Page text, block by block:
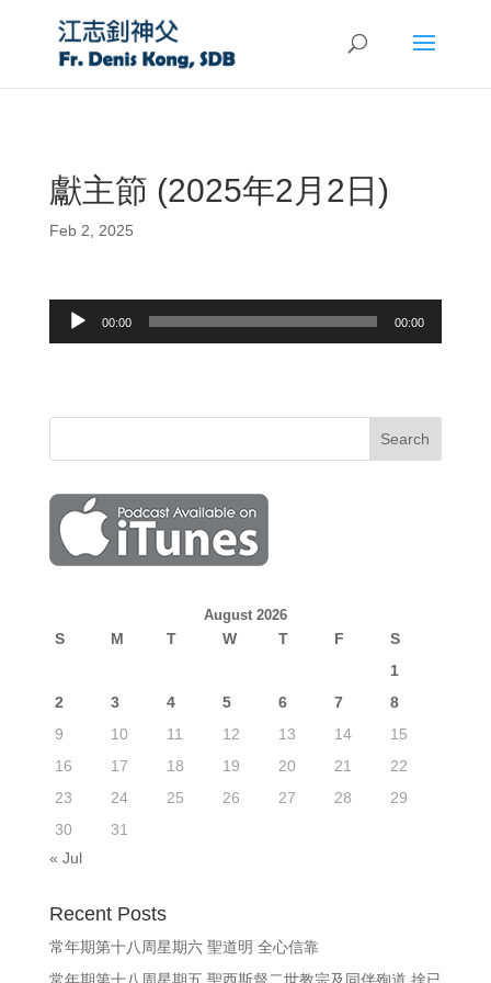
獻主節 (2025年2月2日)
Feb 2, 2025
Audio
00:00 00:00
August 2026
S M T W T F
S
1
2
3 4 5 6 7
8
9
10 11 12 13 14
15
16
17 18 19 20 21
22
23
24 25 26 27 28
29
30
31
« Jul
Recent Posts
常年期第十八周星期六 聖道明 全心信靠